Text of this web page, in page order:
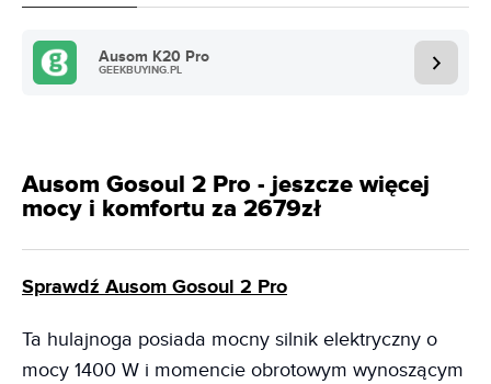
Ausom K20 Pro
GEEKBUYING.PL
Ausom Gosoul 2 Pro - jeszcze więcej
mocy i komfortu za 2679zł
Sprawdź Ausom Gosoul 2 Pro
Ta hulajnoga posiada mocny silnik elektryczny o
mocy 1400 W i momencie obrotowym wynoszącym